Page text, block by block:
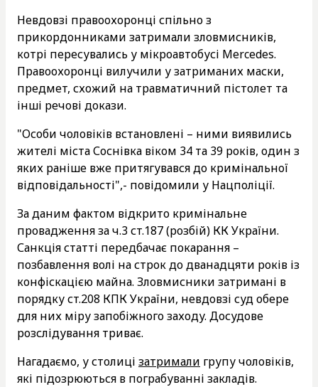
Невдовзі правоохоронці спільно з
прикордонниками затримали зловмисників,
котрі пересувались у мікроавтобусі Mercedes.
Правоохоронці вилучили у затриманих маски,
предмет, схожий на травматичний пістолет та
інші речові докази.
"Особи чоловіків встановлені – ними виявились
жителі міста Соснівка віком 34 та 39 років, один з
яких раніше вже притягувався до кримінальної
відповідальності",- повідомили у Нацполіції.
За даним фактом відкрито кримінальне
провадження за ч.3 ст.187 (розбій) КК України.
Санкція статті передбачає покарання –
позбавлення волі на строк до дванадцяти років із
конфіскацією майна. Зловмисники затримані в
порядку ст.208 КПК України, невдовзі суд обере
для них міру запобіжного заходу. Досудове
розслідування триває.
Нагадаємо, у столиці затримали групу чоловіків,
які підозрюються в пограбуванні закладів.